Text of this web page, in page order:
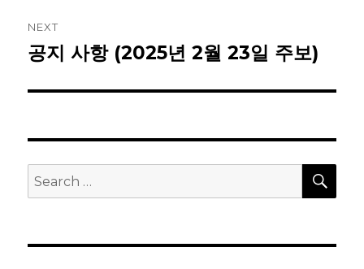
NEXT
Next
공지 사항 (2025년 2월 23일 주보)
Search
for: